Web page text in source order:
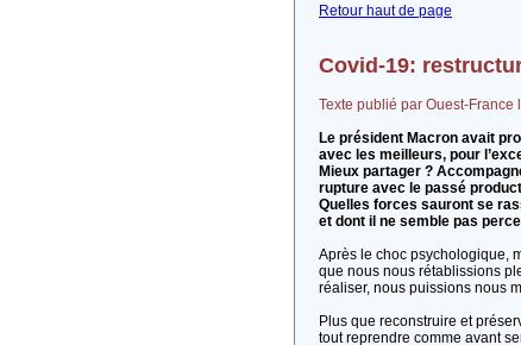
Retour haut de page
Covid-19:
Texte publié par Ouest-
Le président Macron avait
avec les meilleurs, pour
Mieux partager ?
rupture avec le passé
Quelles forces sauront se
et dont il ne semble pas
Après le choc psychologique,
que nous nous rétablissions
réaliser, nous puissions nous
Plus que reconstruire et
tout reprendre comme avant